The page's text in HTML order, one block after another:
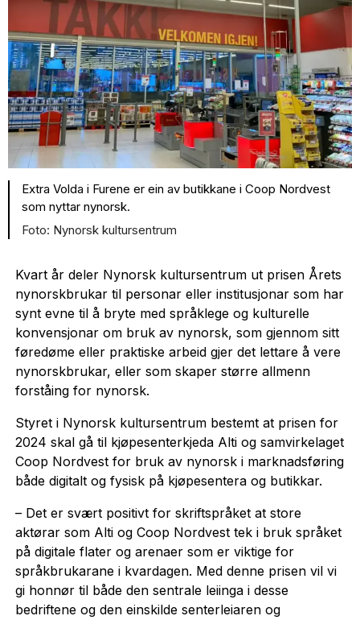
Extra Volda i Furene er ein av butikkane i Coop Nordvest
som nyttar nynorsk.
Nynorsk kultursentrum
Kvart år deler Nynorsk kultursentrum ut prisen Årets
nynorskbrukar til personar eller institusjonar som har
synt evne til å bryte med språklege og kulturelle
konvensjonar om bruk av nynorsk, som gjennom sitt
føredøme eller praktiske arbeid gjer det lettare å vere
nynorskbrukar, eller som skaper større allmenn
forståing for nynorsk.
Styret i Nynorsk kultursentrum bestemt at prisen for
2024 skal gå til kjøpesenterkjeda Alti og samvirkelaget
Coop Nordvest for bruk av nynorsk i marknadsføring
både digitalt og fysisk på kjøpesentera og butikkar.
– Det er svært positivt for skriftspråket at store
aktørar som Alti og Coop Nordvest tek i bruk språket
på digitale flater og arenaer som er viktige for
språkbrukarane i kvardagen. Med denne prisen vil vi
gi honnør til både den sentrale leiinga i desse
bedriftene og den einskilde senterleiaren og